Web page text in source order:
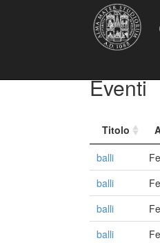
Eventi
Titolo
balli
balli
balli
balli